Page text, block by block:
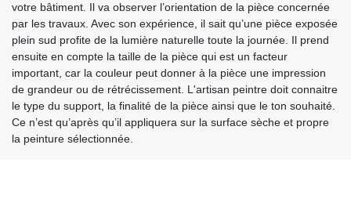
votre bâtiment. Il va observer l’orientation de la pièce concernée
par les travaux. Avec son expérience, il sait qu’une pièce exposée
plein sud profite de la lumière naturelle toute la journée. Il prend
ensuite en compte la taille de la pièce qui est un facteur
important, car la couleur peut donner à la pièce une impression
de grandeur ou de rétrécissement. L'artisan peintre doit connaitre
le type du support, la finalité de la pièce ainsi que le ton souhaité.
Ce n’est qu’après qu’il appliquera sur la surface sèche et propre
la peinture sélectionnée.